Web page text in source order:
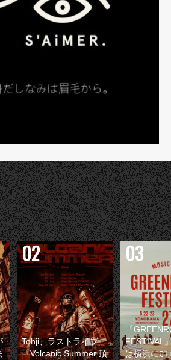
Tohji、ラストライブ
『Volcanic Summer 頂
『
FESTIVAL
は横浜に加